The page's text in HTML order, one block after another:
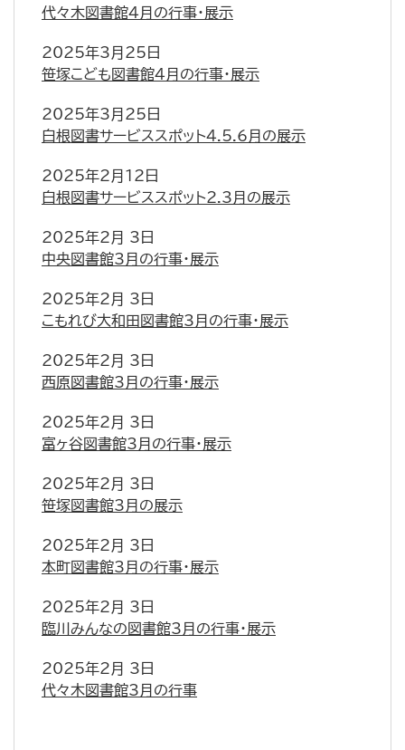
代々木図書館4月の行事・展示
2025年3月25日
笹塚こども図書館4月の行事・展示
2025年3月25日
白根図書サービススポット4.5.6月の展示
2025年2月12日
白根図書サービススポット2.3月の展示
2025年2月 3日
中央図書館3月の行事・展示
2025年2月 3日
こもれび大和田図書館3月の行事・展示
2025年2月 3日
西原図書館3月の行事・展示
2025年2月 3日
富ヶ谷図書館3月の行事・展示
2025年2月 3日
笹塚図書館3月の展示
2025年2月 3日
本町図書館3月の行事・展示
2025年2月 3日
臨川みんなの図書館3月の行事・展示
2025年2月 3日
代々木図書館3月の行事